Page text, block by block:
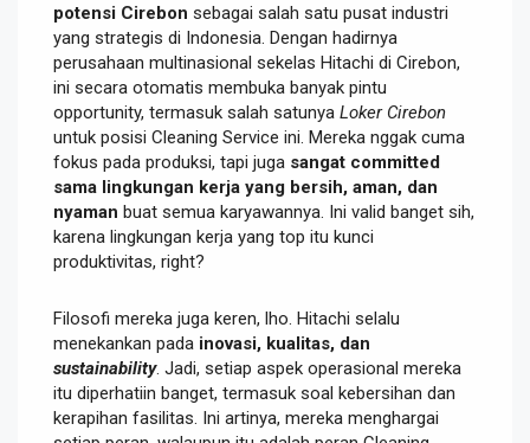
potensi Cirebon sebagai salah satu pusat industri
yang strategis di Indonesia. Dengan hadirnya
perusahaan multinasional sekelas Hitachi di Cirebon,
ini secara otomatis membuka banyak pintu
opportunity, termasuk salah satunya Loker Cirebon
untuk posisi Cleaning Service ini. Mereka nggak cuma
fokus pada produksi, tapi juga sangat committed
sama lingkungan kerja yang bersih, aman, dan
nyaman buat semua karyawannya. Ini valid banget sih,
karena lingkungan kerja yang top itu kunci
produktivitas, right?
Filosofi mereka juga keren, lho. Hitachi selalu
menekankan pada inovasi, kualitas, dan
sustainability. Jadi, setiap aspek operasional mereka
itu diperhatiin banget, termasuk soal kebersihan dan
kerapihan fasilitas. Ini artinya, mereka menghargai